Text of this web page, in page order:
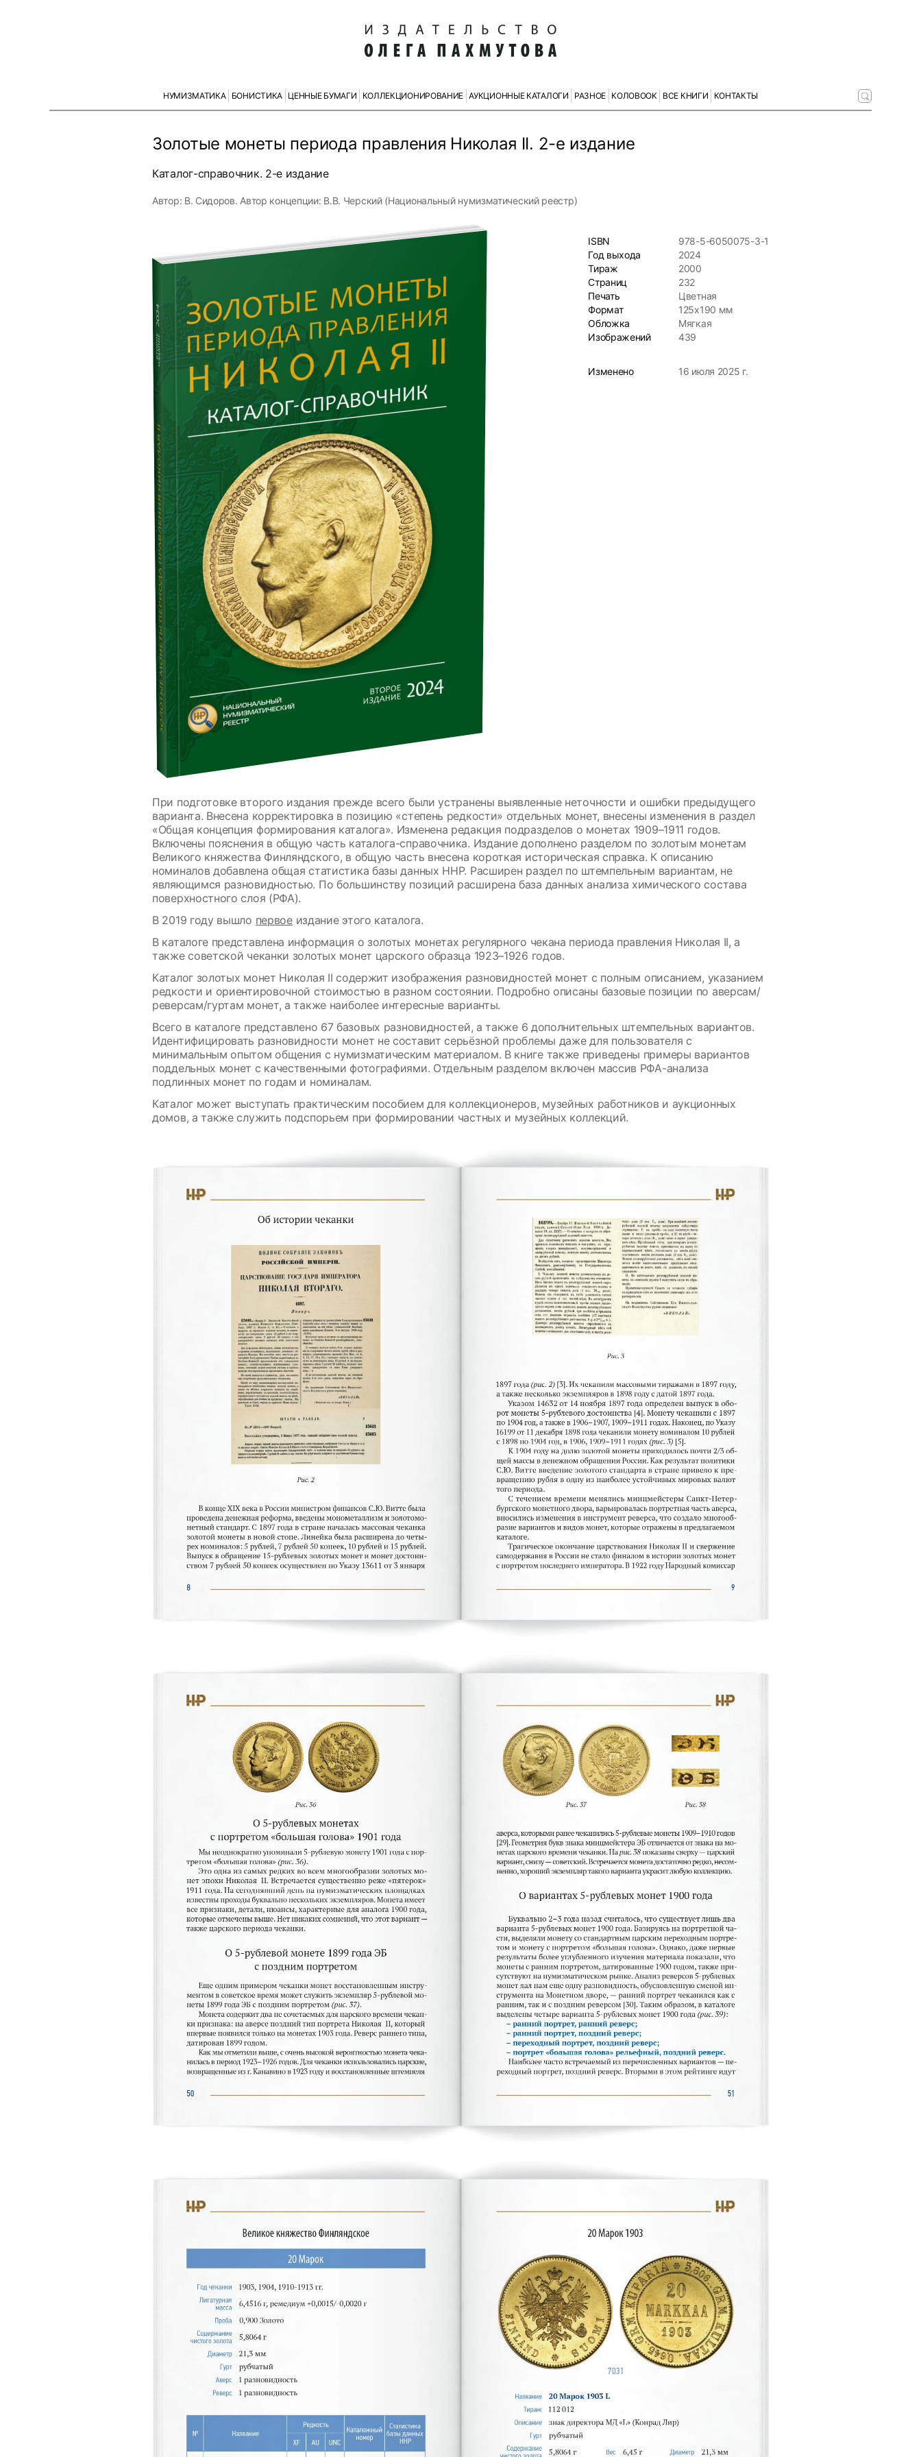
НУМИЗМАТИКА БОНИСТИКА ЦЕННЫЕ БУМАГИ КОЛЛЕКЦИОНИРОВАНИЕ АУКЦИОННЫЕ КАТАЛОГИ РАЗНОЕ КОЛОBOOK ВСЕ КНИГИ КОНТАКТЫ
Золотые монеты периода правления Николая II. 2-е издание
Каталог-справочник. 2-е издание
Автор: В. Сидоров. Автор концепции: В.В. Черский (Национальный нумизматический реестр)
ISBN
978-5-6050075-3-1
Год выхода
2024
Тираж
2000
Страниц
232
Печать
Цветная
Формат
125x190 мм
Обложка
Мягкая
Изображений
439
Изменено 16 июля 2025 г.
При подготовке второго издания прежде всего были устранены выявленные неточности и ошибки предыдущего
варианта. Внесена корректировка в позицию «степень редкости» отдельных монет, внесены изменения в раздел
«Общая концепция формирования каталога». Изменена редакция подразделов о монетах 1909–1911 годов.
Включены пояснения в общую часть каталога-справочника. Издание дополнено разделом по золотым монетам
Великого княжества Финляндского, в общую часть внесена короткая историческая справка. К описанию
номиналов добавлена общая статистика базы данных ННР. Расширен раздел по штемпельным вариантам, не
являющимся разновидностью. По большинству позиций расширена база данных анализа химического состава
поверхностного слоя (РФА).
В 2019 году вышло первоеиздание этого каталога.
В каталоге представлена информация о золотых монетах регулярного чекана периода правления Николая II, а
также советской чеканки золотых монет царского образца 1923–1926 годов.
Каталог золотых монет Николая II содержит изображения разновидностей монет с полным описанием, указанием
редкости и ориентировочной стоимостью в разном состоянии. Подробно описаны базовые позиции по аверсам/
реверсам/гуртам монет, а также наиболее интересные варианты.
Всего в каталоге представлено 67 базовых разновидностей, а также 6 дополнительных штемпельных вариантов.
Идентифицировать разновидности монет не составит серьёзной проблемы даже для пользователя с
минимальным опытом общения с нумизматическим материалом. В книге также приведены примеры вариантов
поддельных монет с качественными фотографиями. Отдельным разделом включен массив РФА-анализа
подлинных монет по годам и номиналам.
Каталог может выступать практическим пособием для коллекционеров, музейных работников и аукционных
домов, а также служить подспорьем при формировании частных и музейных коллекций.